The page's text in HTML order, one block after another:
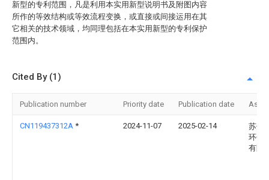
新型的专利范围，凡是利用本实用新型说明书及附图内容
所作的等效结构或等效流程变换，或直接或间接运用在其
它相关的技术领域，均同理包括在本实用新型的专利保护
范围内。
Cited By (1)
Publication number Priority date Publication date
CN119437312A * 2024-11-07 2025-02-14
苏州
环保
有限